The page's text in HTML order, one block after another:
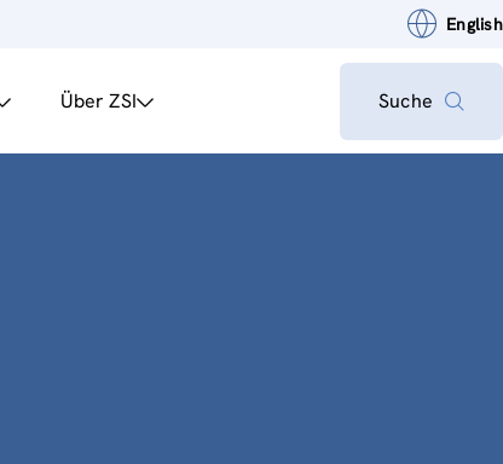
English
Über ZSI Suche